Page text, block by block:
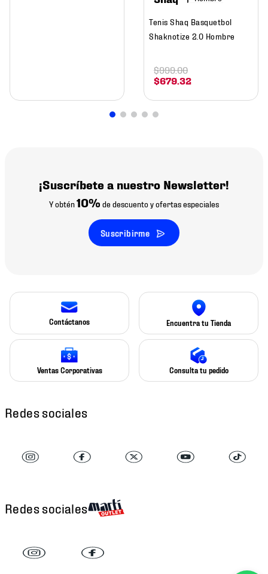
Tenis Shaq Basquetbol
Shaknotize 2.0 Hombre
$679.32
$999.00
¡Suscríbete a nuestro Newsletter!
Y obtén10% de descuento y ofertas especiales
Suscribirme
Contáctanos Encuentra tu Tienda
Ventas Corporativas Consulta tu pedido
Redes sociales
Redes sociales